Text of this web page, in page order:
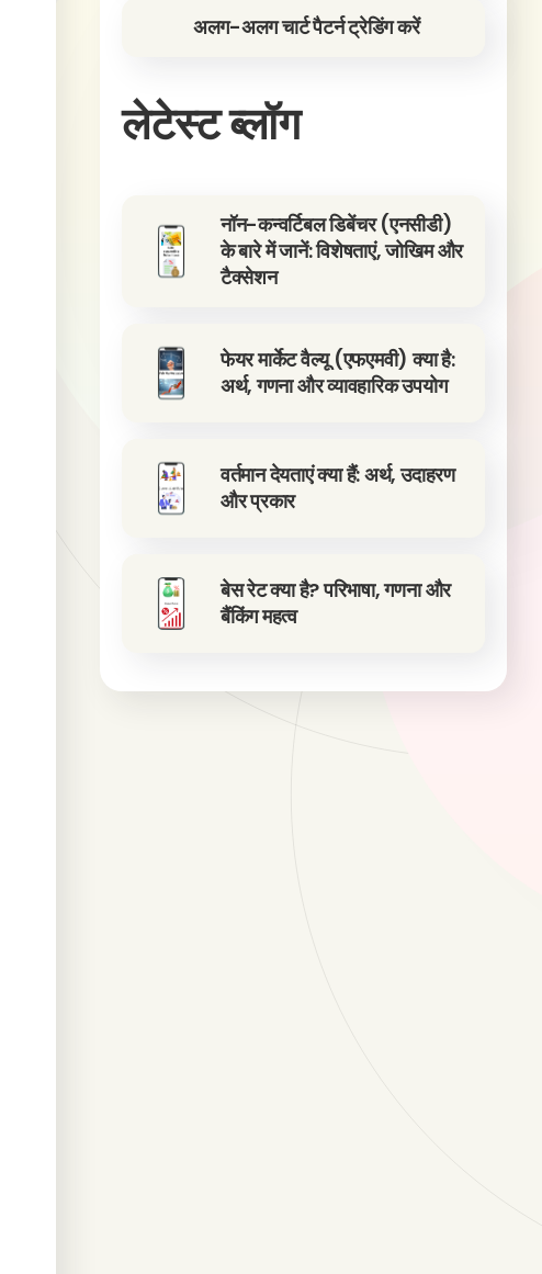
अलग-अलग चार्ट पैटर्न ट्रेडिंग करें
लेटेस्ट ब्लॉग
नॉन-कन्वर्टिबल डिबेंचर (एनसीडी)
के बारे में जानें: विशेषताएं, जोखिम और
टैक्सेशन
फेयर मार्केट वैल्यू (एफएमवी) क्या है:
अर्थ, गणना और व्यावहारिक उपयोग
वर्तमान देयताएं क्या हैं: अर्थ, उदाहरण
और प्रकार
बेस रेट क्या है? परिभाषा, गणना और
बैंकिंग महत्व